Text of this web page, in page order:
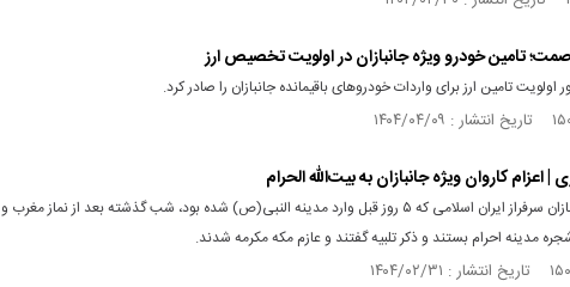
صمت؛ تامین خودرو ویژه جانبازان در اولویت تخصیص ارز
تامین ارز برای واردات خودروهای باقیمانده جانبازان را صادر کرد.
کاروان ویژه جانبازان به بیت‌الله الحرام
کاروان ویژه جانبازان سرفراز ایران اسلامی که ۵ روز قبل وارد مدینه النبی(ص) شده بود، شب گذشته بعد از نماز مغرب و
مدینه احرام بستند و ذکر تلبیه گفتند و عازم مکه مکرمه شدند.